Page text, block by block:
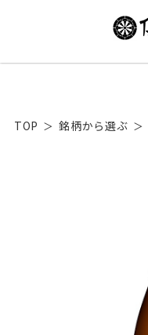
TOP 銘柄から選ぶ